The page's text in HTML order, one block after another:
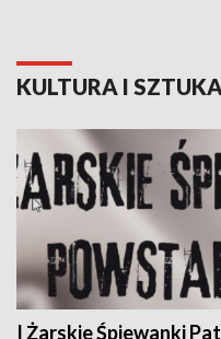
KULTURA I
I Żarskie Śpiewanki